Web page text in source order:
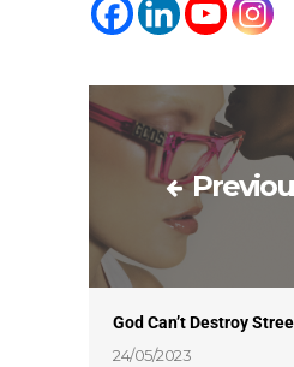
God Can’t Destroy
24/05/2023